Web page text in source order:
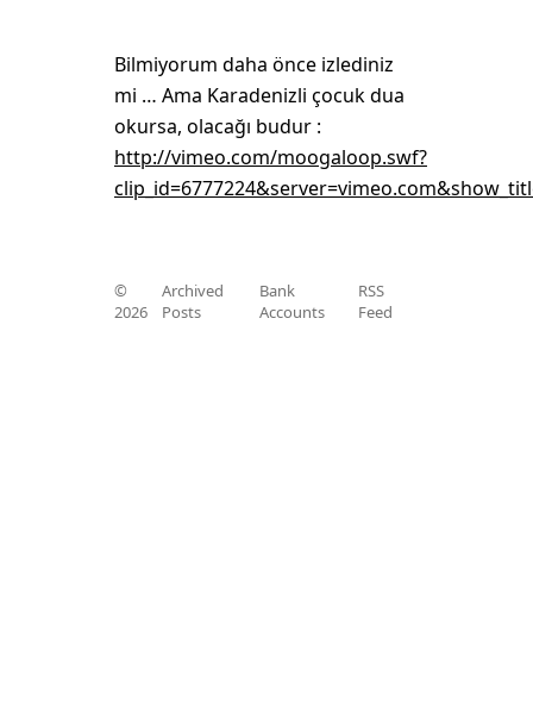
Bilmiyorum daha önce izlediniz
mi … Ama Karadenizli çocuk dua
okursa, olacağı budur :
http://vimeo.com/moogaloop.swf?
©
2026
Archived
Posts
Bank
Accounts
RSS
Feed